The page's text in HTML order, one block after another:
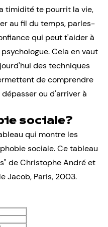
timidité te pourrit la vie,
au fil du temps, parles-
qui peut t'aider à
psychologue. Cela en vaut
des techniques
de comprendre
ou d'arriver à
sociale?
qui montre les
sociale. Ce tableau
de Christophe André et
Jacob, Paris, 2003.